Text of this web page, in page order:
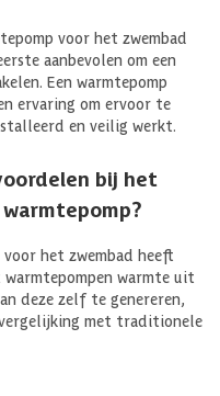
voor het zwembad
aanbevolen om een
Een warmtepomp
ervaring om ervoor te
en veilig werkt.
bij het
het zwembad heeft
warmte uit
deze zelf te genereren,
met traditionele